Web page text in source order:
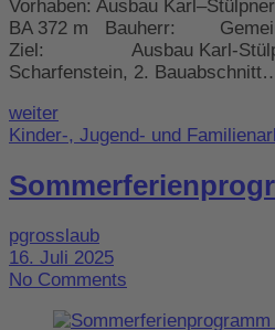
Vorhaben: Ausbau
BA 372 m Bauherr:
Ziel: Ausbau Karl-
Scharfenstein, 2.
weiter
Kinder-, Jugend- und
pgrosslaub
16. Juli 2025
No Comments